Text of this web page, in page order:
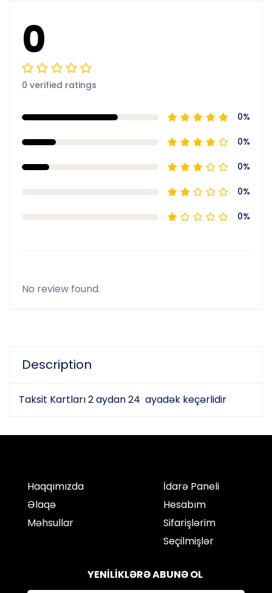
0
0 verified ratings
0%
0%
0%
0%
0%
No review found.
Description
Taksit Kartları 2 aydan 24 ayadək keçərlidir
Haqqımızda
Əlaqə
Məhsullar
İdarə Paneli
Hesabım
Sifarişlərim
Seçilmişlər
YENİLİKLƏRƏ ABUNƏ OL